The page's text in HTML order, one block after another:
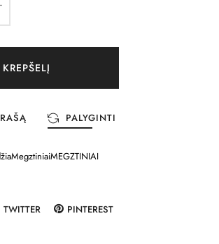
PALYGINTI
MegztiniaiMEGZTINIAI
TWITTER PINTEREST